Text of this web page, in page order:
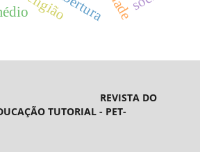
REVISTA DO
TUTORIAL - PET-